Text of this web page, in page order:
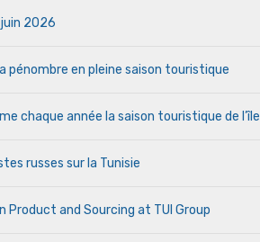
2026
pénombre en pleine saison touristique
chaque année la saison touristique de l’île
russes sur la Tunisie
and Sourcing at TUI Group